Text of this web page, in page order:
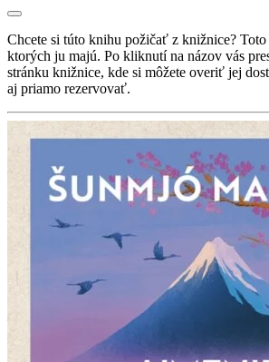
Chcete si túto knihu požičať z knižnice?
ktorých ju majú. Po kliknutí na názov vás
stránku knižnice, kde si môžete overiť jej
aj priamo rezervovať.